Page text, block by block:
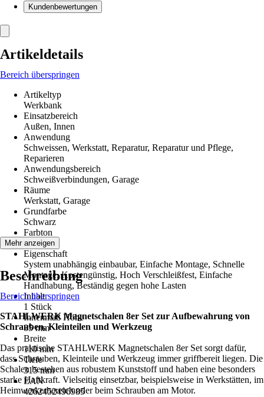
Kundenbewertungen
Artikeldetails
Bereich überspringen
Artikeltyp
Werkbank
Einsatzbereich
Außen, Innen
Anwendung
Schweissen, Werkstatt, Reparatur, Reparatur und Pflege,
Reparieren
Anwendungsbereich
Schweißverbindungen, Garage
Räume
Werkstatt, Garage
Grundfarbe
Schwarz
Farbton
Schwarz
Eigenschaft
System unabhängig einbaubar, Einfache Montage, Schnelle
Montage, Kostengünstig, Hoch Verschleißfest, Einfache
Handhabung, Beständig gegen hohe Lasten
Inhalt
1 Stück
Innenmaß Höhe
85 mm
Breite
110 mm
Tiefe
315 mm
EAN
4262452496985
Mehr anzeigen
Beschreibung
Bereich überspringen
STAHLWERK Magnetschalen 8er Set zur Aufbewahrung von
Schrauben, Kleinteilen und Werkzeug
Das praktische STAHLWERK Magnetschalen 8er Set sorgt dafür,
dass Schrauben, Kleinteile und Werkzeug immer griffbereit liegen. Die
Schalen bestehen aus robustem Kunststoff und haben eine besonders
starke Haftkraft. Vielseitig einsetzbar, beispielsweise in Werkstätten, im
Heimwerkerbereich oder beim Schrauben am Motor.